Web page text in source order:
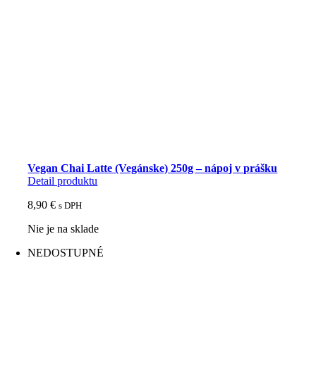
Vegan Chai Latte (Vegánske) 250g – nápoj v prášku
Detail produktu
8,90€ s DPH
Nie je na sklade
NEDOSTUPNÉ